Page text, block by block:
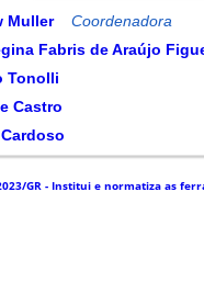
Muller
Fabris de Araújo
Tonolli
Castro
GR - Institui e normatiza as